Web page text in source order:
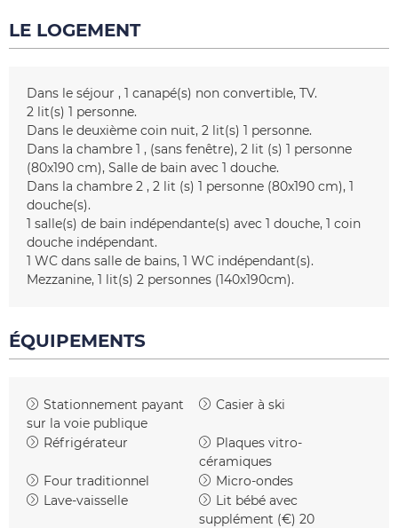
LE LOGEMENT
Dans le séjour 1 canapé(s) non convertible TV
2 lit(s) 1 personne
Dans le deuxième coin nuit 2 lit(s) 1 personne
Dans la chambre 1
(sans fenêtre) 2 lit (s) 1 personne
(80x190 cm) Salle de bain avec 1 douche
Dans la chambre 2
2 lit (s) 1 personne (80x190 cm) 1
douche(s)
1 salle(s) de bain indépendante(s) avec 1 douche 1 coin
douche indépendant
1 WC dans salle de bains 1 WC indépendant(s)
Mezzanine 1 lit(s) 2 personnes (140x190cm)
ÉQUIPEMENTS
Stationnement payant
sur la voie publique
Casier à ski
Réfrigérateur
Plaques vitro-
céramiques
Four traditionnel
Micro-ondes
Lave-vaisselle
Lit bébé avec
supplément (€) 20